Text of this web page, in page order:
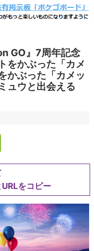
GO』7周年記念
をかぶった「カメ
かぶった「カメッ
ュウと出会える
をコピー